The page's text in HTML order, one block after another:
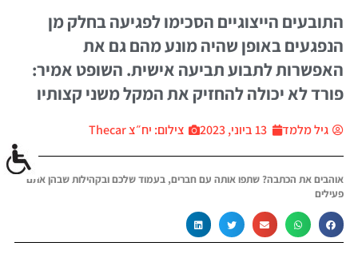
התובעים הייצוגיים הסכימו לפגיעה בחלק מן
הנפגעים באופן שהיה מונע מהם גם את
האפשרות לתבוע תביעה אישית. השופט אמיר:
פורד לא יכולה להחזיק את המקל משני קצותיו
גיל מלמד 13 ביוני, 2023 צילום: יח״צ Thecar
אוהבים את הכתבה? שתפו אותה עם חברים, בעמוד שלכם ובקהילות שבהן אתם
פעילים